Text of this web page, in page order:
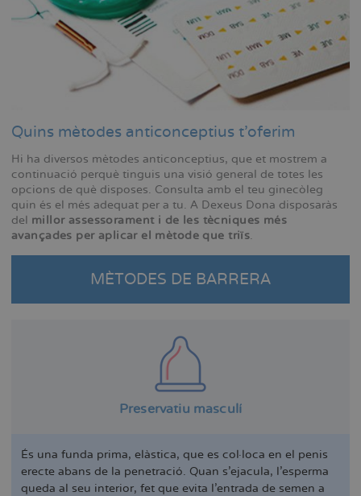
Quins mètodes anticonceptius t'oferim
Hi ha diversos mètodes anticonceptius, que et mostrem a
continuació perquè tinguis una visió general de totes les
opcions de què disposes. Consulta amb el teu ginecòleg
quin és el més adequat per a tu. A Dexeus Dona disposaràs
del millor assessorament i de les tècniques més
avançades per aplicar el mètode que triïs.
MÈTODES DE BARRERA
Preservatiu masculí
És una funda prima, elàstica, que es col·loca en el penis
erecte abans de la penetració. Quan s'ejacula, l'esperma
queda al seu interior, fet que evita l'entrada de semen a